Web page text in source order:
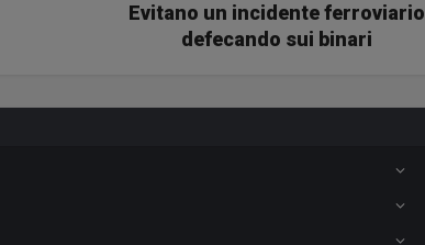
Evitano un incidente ferroviario
defecando sui binari